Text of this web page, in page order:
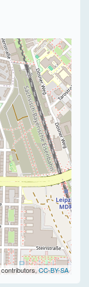
contributors,CC-BY-SA